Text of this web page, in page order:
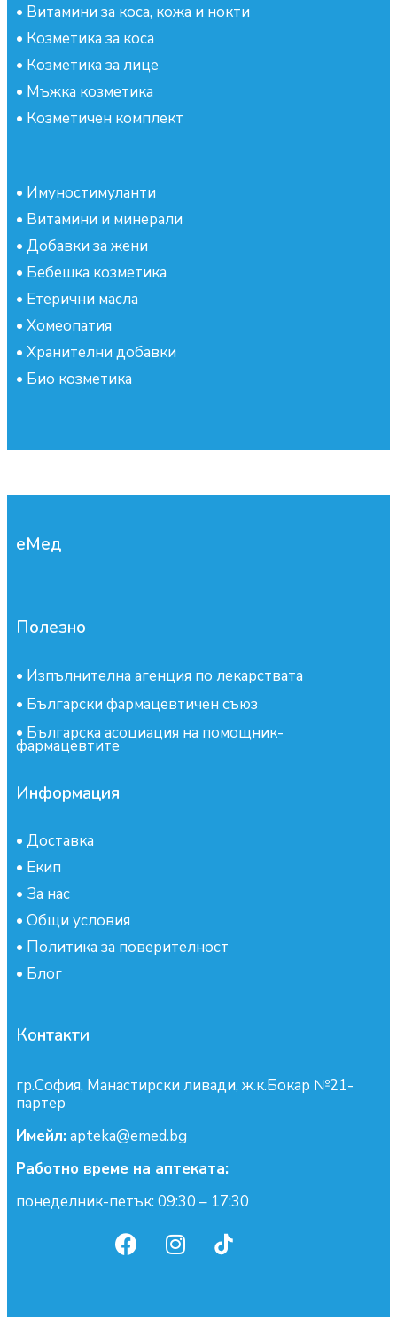
• Витамини за коса, кожа и нокти
• Козметика за коса
• Козметика за лице
• Мъжка козметика
• Козметичен комплект
• Имуностимуланти
• Витамини и минерали
• Добавки за жени
• Бебешка козметика
• Етерични масла
• Хомеопатия
• Хранителни добавки
• Био козметика
еМед
Полезно
• Изпълнителна агенция по лекарствата
• Български фармацевтичен съюз
• Българска асоциация на помощник-
фармацевтите
Информация
• Доставка
• Екип
• За нас
• Общи условия
• Политика за поверителност
• Блог
Контакти
гр.София, Манастирски ливади, ж.к.Бокар №21-
партер
Имейл:apteka@emed.bg
Работно време на аптеката:
понеделник-петък: 09:30 – 17:30